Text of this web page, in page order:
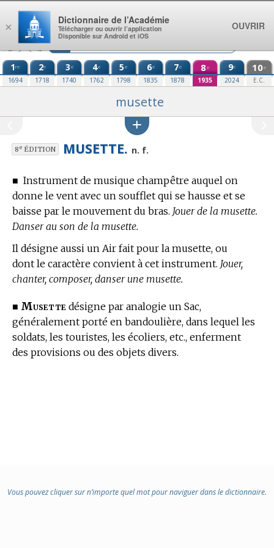
Aller au contenu
1re
1694
2e
1718
3e
1740
4e
1762
5e
1798
6e
1835
7e
1878
8e
1935
9e
2024
10e
E.C.
musette
8eÉDITION MUSETTE. n. f.
■ Instrument de musique champêtre auquel on
donne le vent avec un soufflet qui se hausse et se
baisse par le mouvement du bras. Jouer de la musette.
Danser au son de la musette.
Il désigne aussi un Air fait pour la musette, ou
dont le caractère convient à cet instrument. Jouer,
chanter, composer, danser une musette.
■ Musette désigne par analogie un Sac,
généralement porté en bandoulière, dans lequel les
soldats, les touristes, les écoliers, etc., enferment
des provisions ou des objets divers.
Vous pouvez cliquer sur n’importe quel mot pour naviguer dans le dictionnaire.
×
Dictionnaire de l’Académie
Télécharger ou ouvrir l’application
Disponible sur Android et iOS
OUVRIR